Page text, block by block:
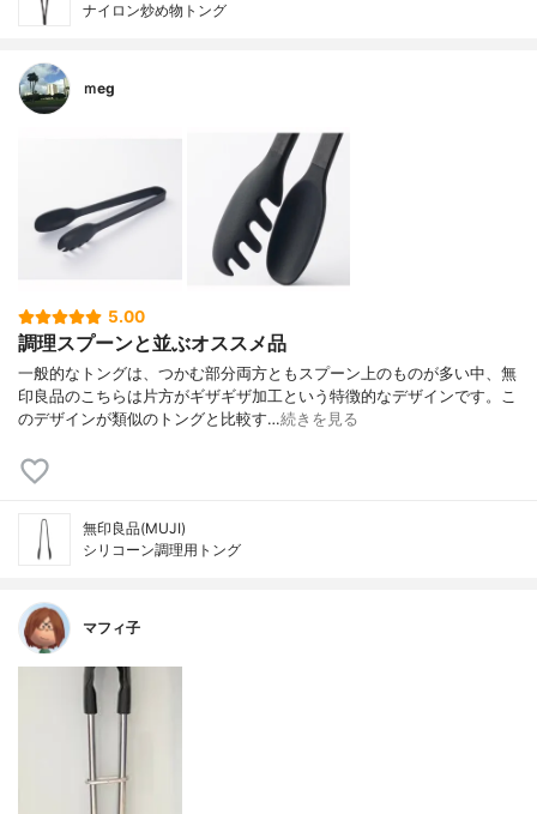
ナイロン炒め物トング
ｍeg
5.00
調理スプーンと並ぶオススメ品
一般的なトングは、つかむ部分両方ともスプーン上のものが多い中、無
印良品のこちらは片方がギザギザ加工という特徴的なデザインです。こ
のデザインが類似のトングと比較す…続きを見る
無印良品(MUJI)
シリコーン調理用トング
マフィ子